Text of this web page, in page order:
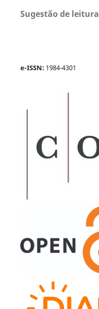
Sugestão de leitura
e-ISSN:1984-4301